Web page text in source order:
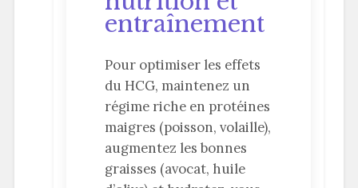
entraînement
Pour optimiser les effets
du HCG, maintenez un
régime riche en protéines
maigres (poisson, volaille),
augmentez les bonnes
graisses (avocat, huile